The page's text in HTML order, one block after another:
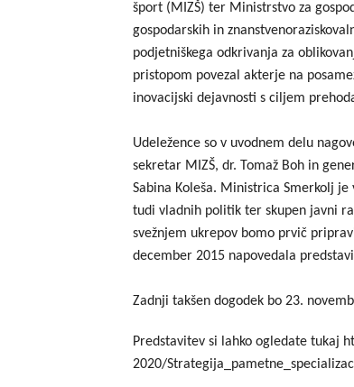
šport (MIZŠ) ter Ministrstvo za
gospodarskih in
podjetniškega odkrivanja za
pristopom povezal akterje na
inovacijski dejavnosti s ciljem
Udeležence so v uvodnem delu
sekretar MIZŠ, dr. Tomaž Boh in
Sabina Koleša. Ministrica Smerkolj
tudi vladnih politik ter skupen javni
svežnjem ukrepov bomo prvič
december 2015 napovedala
Zadnji takšen dogodek bo 23.
Predstavitev si lahko ogledate tukaj
2020/